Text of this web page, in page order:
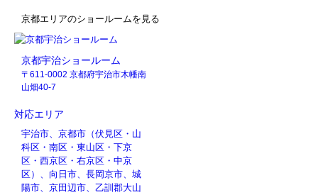
京都エリアのショールームを見る
京都宇治ショールーム
〒611-0002 京都府宇治市木幡南
山畑40-7
対応エリア
宇治市、京都市（伏見区・山
科区・南区・東山区・下京
区・西京区・右京区・中京
区）、向日市、長岡京市、城
陽市、京田辺市、乙訓郡大山